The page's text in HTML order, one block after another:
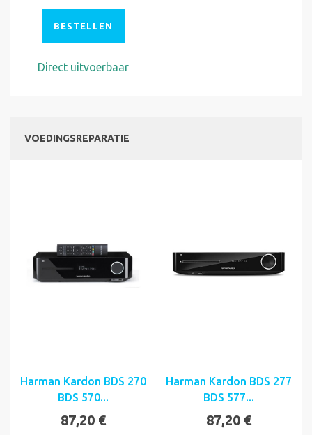
BESTELLEN
Direct uitvoerbaar
VOEDINGSREPARATIE
Harman Kardon BDS 270
BDS 570...
87,20 €
Harman Kardon BDS 277
BDS 577...
87,20 €